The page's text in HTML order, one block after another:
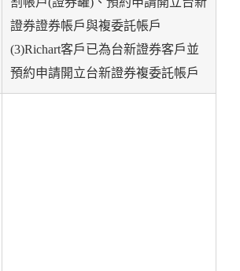
證券證券帳戶與複委託帳戶
(3)Richart客戶已為台新證券客戶並
預約申請開立台新證券複委託帳戶